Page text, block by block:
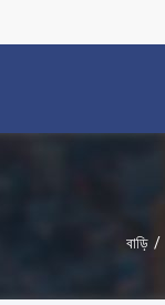
বাড়ি /